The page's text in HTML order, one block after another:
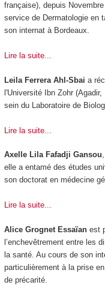
française), depuis
service de Dermatologie en
son internat à Bordeaux.
Lire la suite...
Leila Ferrera Ahl-Sbai a
l'Université Ibn Zohr
sein du Laboratoire de
Lire la suite...
Axelle Lila Fafadji Gansou
elle a entamé des études
son doctorat en médecine
Lire la suite...
Alice Grognet Essaïanest
l’enchevêtrement entre les
la santé. Au cours de son
particulièrement à la prise
de précarité.